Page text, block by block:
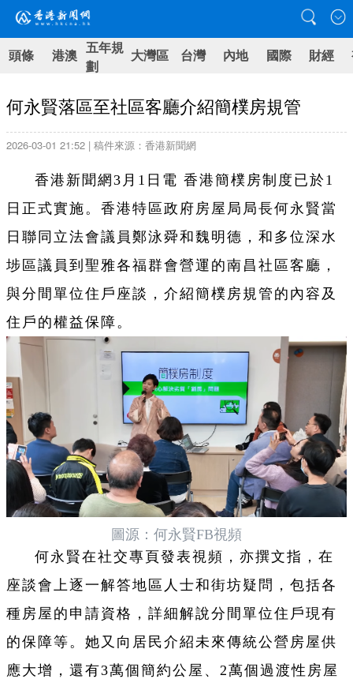
頭條 港澳 五年規
劃
大灣區 台灣 內地 國際 財經
何永賢落區至社區客廳介紹簡樸房規管
2026-03-01 21:52 | 稿件來源：香港新聞網
香港新聞網3月1日電 香港簡樸房制度已於1
日正式實施。香港特區政府房屋局局長何永賢當
日聯同立法會議員鄭泳舜和魏明德，和多位深水
埗區議員到聖雅各福群會營運的南昌社區客廳，
與分間單位住戶座談，介紹簡樸房規管的內容及
住戶的權益保障。
圖源：何永賢FB視頻
何永賢在社交專頁發表視頻，亦撰文指，在
座談會上逐一解答地區人士和街坊疑問，包括各
種房屋的申請資格，詳細解說分間單位住戶現有
的保障等。她又向居民介紹未來傳統公營房屋供
應大增，還有3萬個簡約公屋、2萬個過渡性房屋